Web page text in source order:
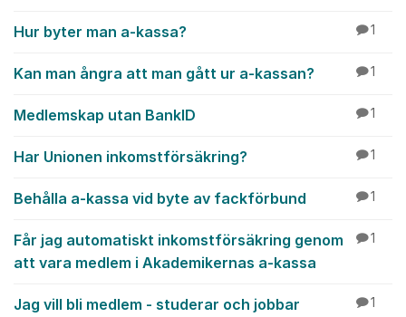
Hur byter man a-kassa? 1
Kan man ångra att man gått ur a-kassan? 1
Medlemskap utan BankID 1
Har Unionen inkomstförsäkring? 1
Behålla a-kassa vid byte av fackförbund 1
Får jag automatiskt inkomstförsäkring genom
att vara medlem i Akademikernas a-kassa
1
Jag vill bli medlem - studerar och jobbar
1